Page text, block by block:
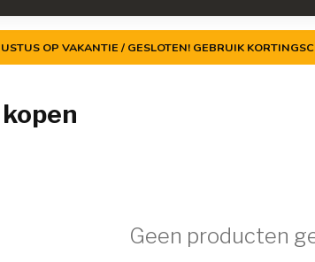
OP VAKANTIE / GESLOTEN! GEBRUIK
Geen producten